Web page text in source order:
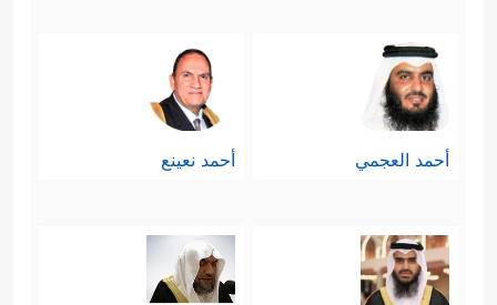
أحمد العجمي أحمد نعينع